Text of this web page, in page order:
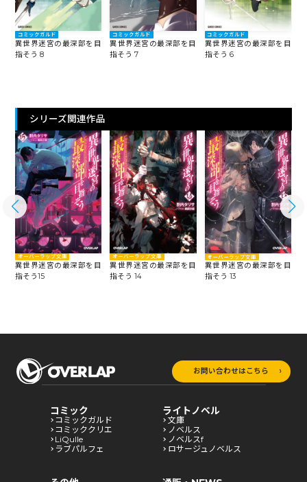
コミックガルド
異世界迷宮の最深部を目
指そう 8
コミックガルド
異世界迷宮の最深部を目
指そう 7
コミックガルド
異世界迷宮の最深部を目
指そう 6
シリーズ関連作品
オーバーラップ文庫
異世界迷宮の最深部を目
指そう15
オーバーラップ文庫
異世界迷宮の最深部を目
指そう 14
オーバーラップ文庫
異世界迷宮の最深部を目
指そう 13
お問い合わせはこちら
コミック
コミックガルド
コミッククリエ
LiQulle
ラブパルフェ
ライトノベル
文庫
ノベルス
ノベルスf
ロサージュノベルス